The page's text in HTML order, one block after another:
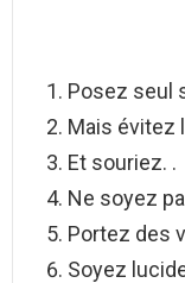
Posez seul
Mais évitez
Et souriez. .
Ne soyez
Portez des
Soyez